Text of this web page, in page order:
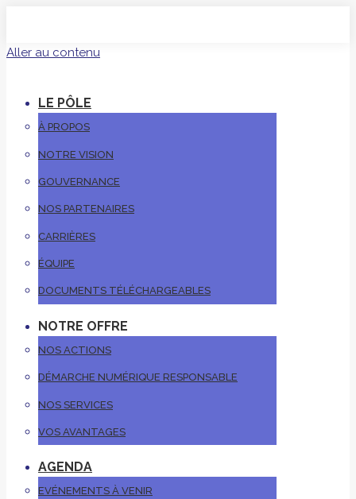
Aller au contenu
LE PÔLE
À PROPOS
NOTRE VISION
GOUVERNANCE
NOS PARTENAIRES
CARRIÈRES
ÉQUIPE
DOCUMENTS TÉLÉCHARGEABLES
NOTRE OFFRE
NOS ACTIONS
DÉMARCHE NUMÉRIQUE RESPONSABLE
NOS SERVICES
VOS AVANTAGES
AGENDA
EVÉNEMENTS À VENIR